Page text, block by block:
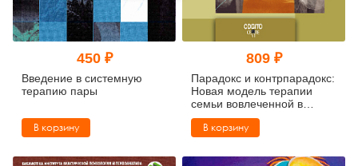
450 ₽
Введение в системную
терапию пары
В корзину
809 ₽
Парадокс и контрпарадокс:
Новая модель терапии
семьи вовлеченной в
шизофреническое
взаимодействие
В корзину